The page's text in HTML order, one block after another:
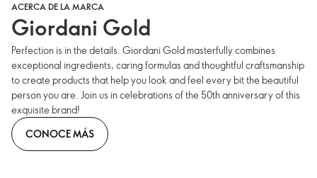
ACERCA DE LA MARCA
Giordani Gold
Perfection is in the details. Giordani Gold masterfully combines
exceptional ingredients, caring formulas and thoughtful craftsmanship
to create products that help you look and feel every bit the beautiful
person you are. Join us in celebrations of the 50th anniversary of this
exquisite brand!
CONOCE MÁS